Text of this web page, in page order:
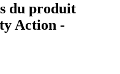
du produit
Action -